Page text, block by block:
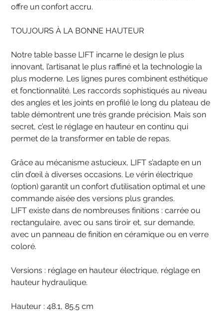
offre un confort accru.
TOUJOURS À LA BONNE HAUTEUR
Notre table basse LIFT incarne le design le plus
innovant, l’artisanat le plus raffiné et la technologie la
plus moderne. Les lignes pures combinent esthétique
et fonctionnalité. Les raccords sophistiqués au niveau
des angles et les joints en profilé le long du plateau de
table démontrent une très grande précision. Mais son
secret, c’est le réglage en hauteur en continu qui
permet de la transformer en table de repas.
Grâce au mécanisme astucieux, LIFT s’adapte en un
clin d’œil à diverses occasions. Le vérin électrique
(option) garantit un confort d’utilisation optimal et une
commande aisée des versions plus grandes.
LIFT existe dans de nombreuses finitions : carrée ou
rectangulaire, avec ou sans tiroir et, sur demande,
avec un panneau de finition en céramique ou en verre
coloré.
Versions : réglage en hauteur électrique, réglage en
hauteur hydraulique.
Hauteur : 48.1, 85.5 cm